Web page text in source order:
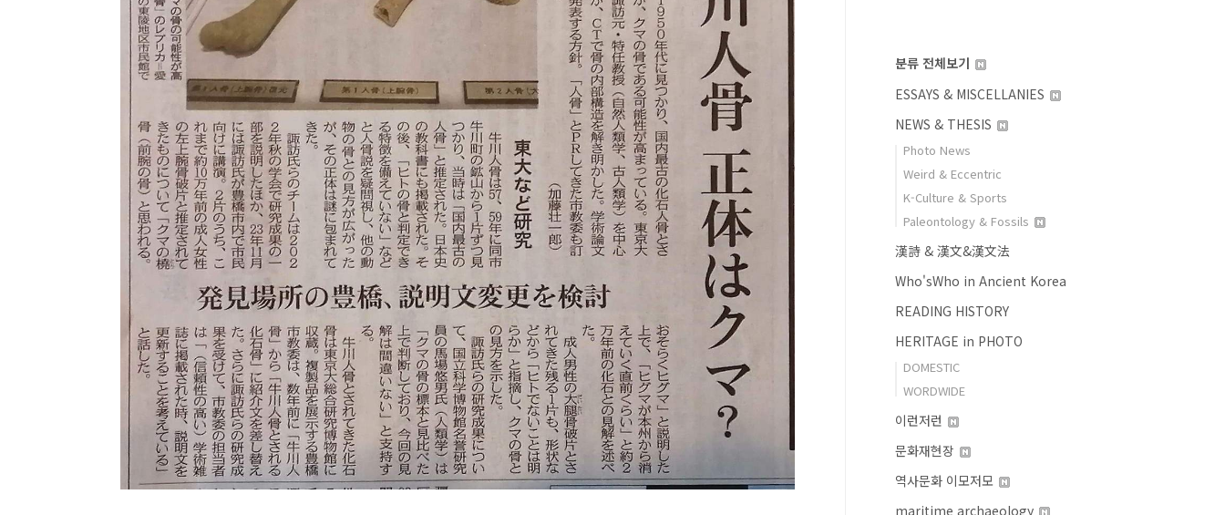
분류 전체보기
ESSAYS & MISCELLANIES
NEWS & THESIS
Photo News
Weird & Eccentric
K-Culture & Sports
Paleontology & Fossils
漢詩 & 漢文&漢文法
Who'sWho in Ancient Korea
READING HISTORY
HERITAGE in PHOTO
DOMESTIC
WORDWIDE
이런저런
문화재현장
역사문화 이모저모
maritime archaeology